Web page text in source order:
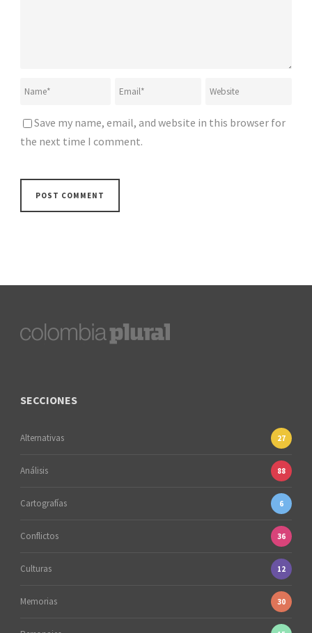
Save my name, email, and website in this browser for
the next time I comment.
SECCIONES
Alternativas 27
Análisis 88
Cartografías 6
Conflictos 36
Culturas 12
Memorias 30